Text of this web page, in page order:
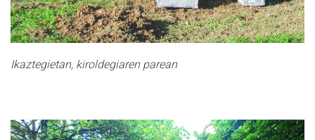
Ikaztegietan, kiroldegiaren parean